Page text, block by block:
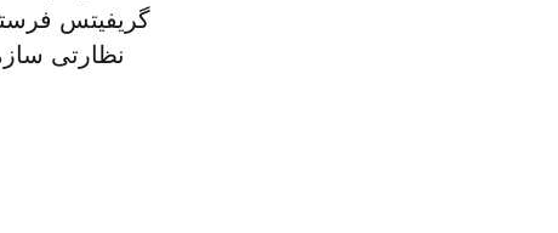
گریفیتس
نظارتی